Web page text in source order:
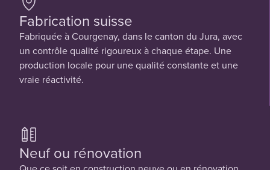
Fabrication suisse
Fabriquée à Courgenay, dans le canton du Jura, avec
un contrôle qualité rigoureux à chaque étape. Une
production locale pour une qualité constante et une
vraie réactivité.
Neuf ou rénovation